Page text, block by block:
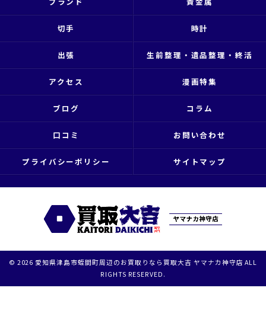
切手 時計
出張 生前整理・遺品整理・終活
アクセス 漫画特集
ブログ コラム
口コミ お問い合わせ
プライバシーポリシー サイトマップ
© 2026 愛知県津島市蛭間町周辺のお買取りなら買取大吉 ヤマナカ神守店 ALL
RIGHTS RESERVED.